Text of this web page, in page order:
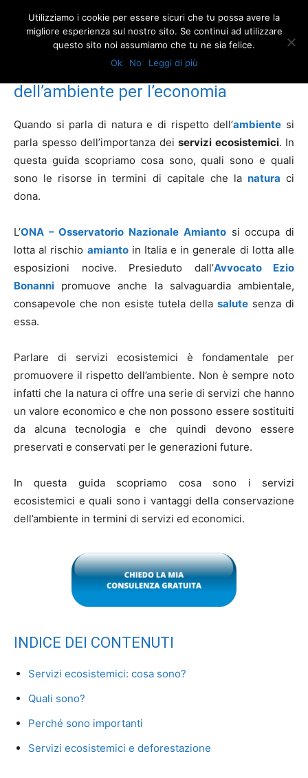
Servizi ecosistemici: benefici dell’ambiente per l’economia
Servizi ecosistemici: benefici
dell’ambiente per l’economia
Quando si parla di natura e di rispetto dell’ambiente si
parla spesso dell’importanza dei servizi ecosistemici. In
questa guida scopriamo cosa sono, quali sono e quali
sono le risorse in termini di capitale che la natura ci
dona.
L’ONA – Osservatorio Nazionale Amianto si occupa di
lotta al rischio amiantoin Italia e in generale di lotta alle
esposizioni nocive. Presieduto dall’Avvocato Ezio
Bonanni promuove anche la salvaguardia ambientale,
consapevole che non esiste tutela della salute senza di
essa.
Parlare di servizi ecosistemici è fondamentale per
promuovere il rispetto dell’ambiente. Non è sempre noto
infatti che la natura ci offre una serie di servizi che hanno
un valore economico e che non possono essere sostituiti
da alcuna tecnologia e che quindi devono essere
preservati e conservati per le generazioni future.
In questa guida scopriamo cosa sono i servizi
ecosistemici e quali sono i vantaggi della conservazione
dell’ambiente in termini di servizi ed economici.
INDICE DEI CONTENUTI
Servizi ecosistemici: cosa sono?
Quali sono?
Perché sono importanti
Servizi ecosistemici e deforestazione
Utilizziamo i cookie per essere sicuri che tu possa avere la
migliore esperienza sul nostro sito. Se continui ad utilizzare
questo sito noi assumiamo che tu ne sia felice.
Ok
No Leggi di più